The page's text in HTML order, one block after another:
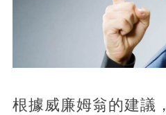
根據威廉姆翁的建議